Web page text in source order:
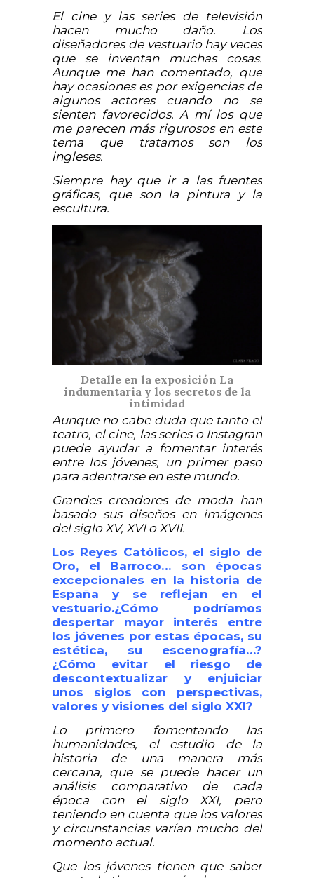
El cine y las series de televisión
hacen mucho daño. Los
diseñadores de vestuario hay veces
que se inventan muchas cosas.
Aunque me han comentado, que
hay ocasiones es por exigencias de
algunos actores cuando no se
sienten favorecidos. A mí los que
me parecen más rigurosos en este
tema que tratamos son los
ingleses.
Siempre hay que ir a las fuentes
gráficas, que son la pintura y la
escultura.
Detalle en la exposición La
indumentaria y los secretos de la
intimidad
Aunque no cabe duda que tanto el
teatro, el cine, las series o Instagran
puede ayudar a fomentar interés
entre los jóvenes, un primer paso
para adentrarse en este mundo.
Grandes creadores de moda han
basado sus diseños en imágenes
del siglo XV, XVI o XVII.
Los Reyes Católicos, el siglo de
Oro, el Barroco… son épocas
excepcionales en la historia de
España y se reflejan en el
vestuario.¿Cómo podríamos
despertar mayor interés entre
los jóvenes por estas épocas, su
estética, su escenografía…?
¿Cómo evitar el riesgo de
descontextualizar y enjuiciar
unos siglos con perspectivas,
valores y visiones del siglo XXI?
Lo primero fomentando las
humanidades, el estudio de la
historia de una manera más
cercana, que se puede hacer un
análisis comparativo de cada
época con el siglo XXI, pero
teniendo en cuenta que los valores
y circunstancias varían mucho del
momento actual.
Que los jóvenes tienen que saber